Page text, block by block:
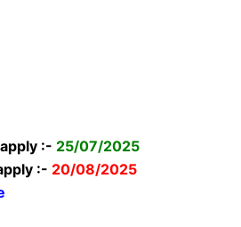
:- 25/07/2025
:- 20/08/2025